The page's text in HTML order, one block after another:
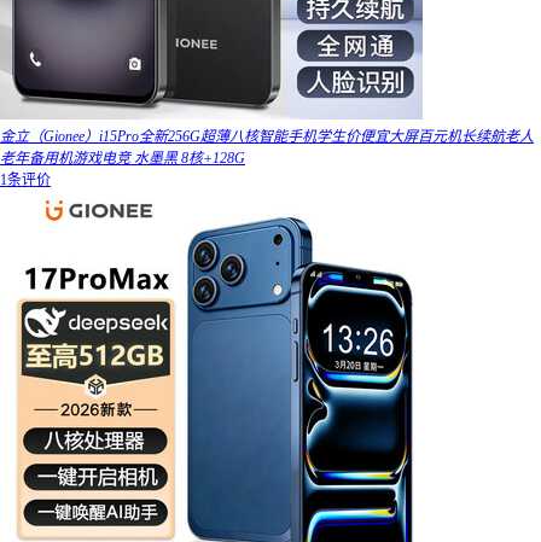
金立（Gionee）i15Pro全新256G超薄八核智能手机学生价便宜大屏百元机长续航老人
老年备用机游戏电竞 水墨黑 8核+128G
1条评价